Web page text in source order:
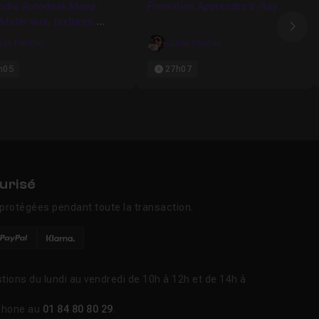
Autodesk Maya -
textures,
rendu
Pfeiffer
Formation Apprendre V-Ray
Gilles Pfeiffer
27h07
pendant toute la transaction.
du lundi au vendredi de 10h à 12h et de 14h à
au 01 84 80 80 29.